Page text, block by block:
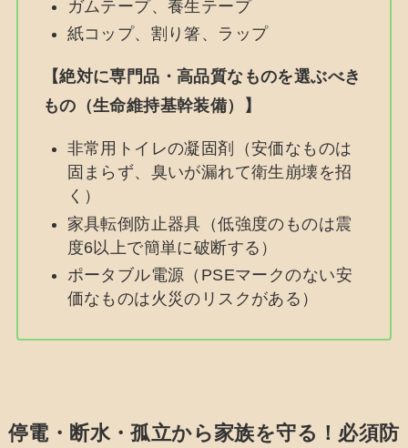
ガムテープ、養生テープ
紙コップ、割り箸、ラップ
【絶対に専門品・高品質なものを選ぶべき
もの（生命維持基幹装備）】
非常用トイレの凝固剤（安価なものは
固まらず、臭いが漏れて衛生崩壊を招
く）
家具転倒防止器具（低強度のものは震
度6以上で簡単に破断する）
ポータブル電源（PSEマークのない安
価なものは火災のリスクがある）
停電・断水・孤立から家族を守る！必須防